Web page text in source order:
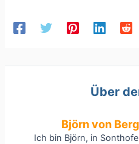
Über
Björn von
Ich bin Björn, in